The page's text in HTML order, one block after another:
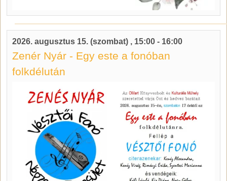
2026. augusztus 15. (szombat) , 15:00 - 16:00
Zenér Nyár - Egy este a fonóban
folkdélután